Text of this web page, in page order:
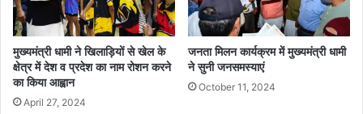
मुख्यमंत्री धामी ने खिलाड़ियों से खेल के
क्षेत्र में देश व प्रदेश का नाम रोशन करने
का किया आह्वान
April 27, 2024
जनता मिलन कार्यक्रम में मुख्यमंत्री धामी
ने सुनी जनसमस्याएं
October 11, 2024